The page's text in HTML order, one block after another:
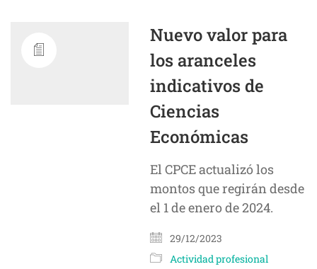
Nuevo valor para
los aranceles
indicativos de
Ciencias
Económicas
El CPCE actualizó los
montos que regirán desde
el 1 de enero de 2024.
29/12/2023
Actividad profesional